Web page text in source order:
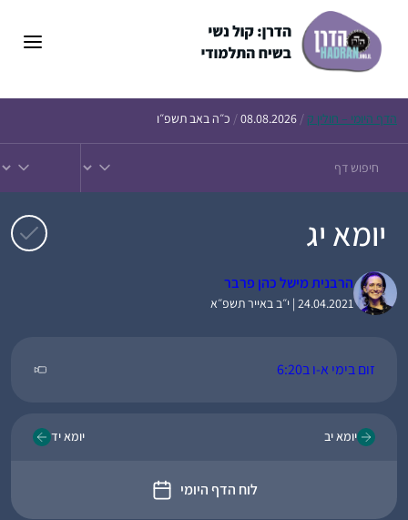
הדף היומי – חולין ק /
08.08.2026
/ כ״ה באב תשפ״ו
יומא יג
הרבנית מישל כהן פרבר
24.04.2021 | י״ב באייר תשפ״א
זום בימי א-ו ב6:20
יומא יב
לוח הדף היומי
יומא יד